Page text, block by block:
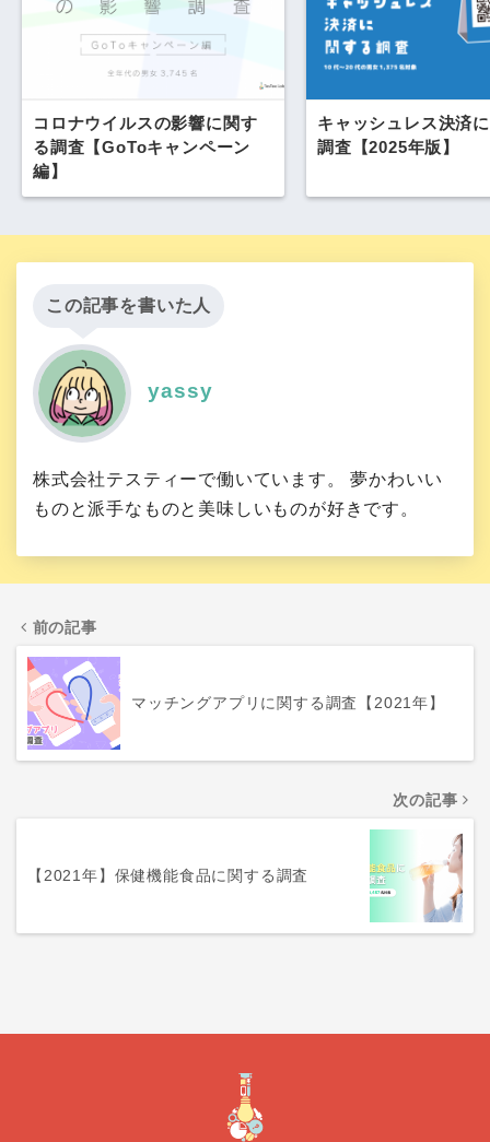
コロナウイルスの影響に関す
る調査【GoToキャンペーン
編】
キャッシュレス決済
調査【2025年版】
この記事を書いた人
yassy
株式会社テスティーで働いています。 夢かわいい
ものと派手なものと美味しいものが好きです。
前の記事
マッチングアプリに関する調査【2021年】
次の記事
【2021年】保健機能食品に関する調査